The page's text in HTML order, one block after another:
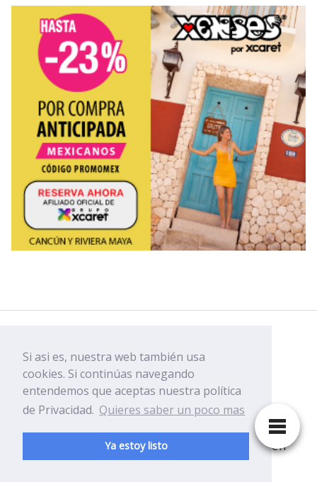
Youtube
Disfruta y ven a conocer Playa del Carmen
Si asi es, nuestra web también usa
cookies. Si continúas navegando
entendemos que aceptas nuestra política
de Privacidad. Quieres saber un poco mas
Ya estoy listo